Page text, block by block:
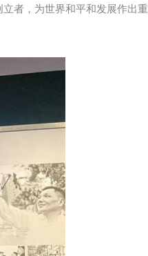
者，为世界和平和发展作出重